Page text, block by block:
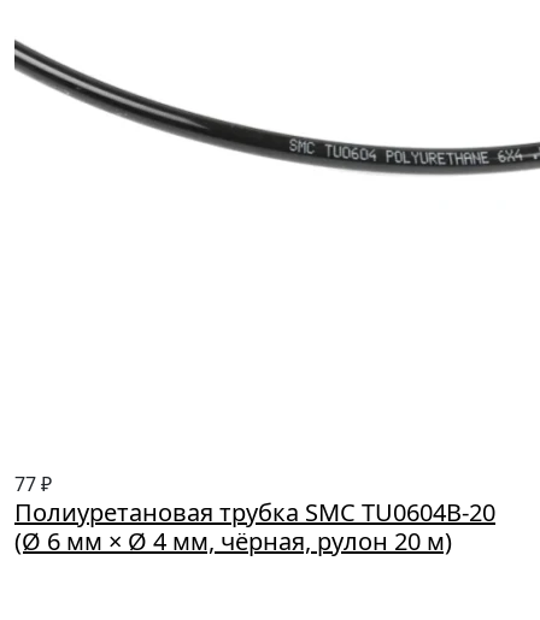
77 ₽
Полиуретановая трубка SMC TU0604B-20
(Ø 6 мм × Ø 4 мм, чёрная, рулон 20 м)